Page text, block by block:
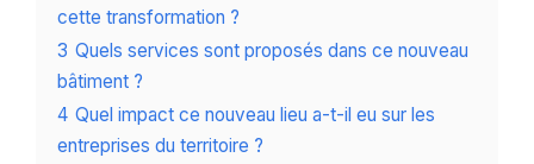
cette transformation ?
3 Quels services sont proposés dans ce nouveau
bâtiment ?
4 Quel impact ce nouveau lieu a-t-il eu sur les
entreprises du territoire ?